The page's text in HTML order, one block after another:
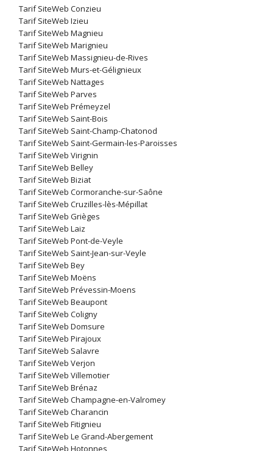
Tarif SiteWeb Conzieu
Tarif SiteWeb Izieu
Tarif SiteWeb Magnieu
Tarif SiteWeb Marignieu
Tarif SiteWeb Massignieu-de-Rives
Tarif SiteWeb Murs-et-Gélignieux
Tarif SiteWeb Nattages
Tarif SiteWeb Parves
Tarif SiteWeb Prémeyzel
Tarif SiteWeb Saint-Bois
Tarif SiteWeb Saint-Champ-Chatonod
Tarif SiteWeb Saint-Germain-les-Paroisses
Tarif SiteWeb Virignin
Tarif SiteWeb Belley
Tarif SiteWeb Biziat
Tarif SiteWeb Cormoranche-sur-Saône
Tarif SiteWeb Cruzilles-lès-Mépillat
Tarif SiteWeb Grièges
Tarif SiteWeb Laiz
Tarif SiteWeb Pont-de-Veyle
Tarif SiteWeb Saint-Jean-sur-Veyle
Tarif SiteWeb Bey
Tarif SiteWeb Moëns
Tarif SiteWeb Prévessin-Moens
Tarif SiteWeb Beaupont
Tarif SiteWeb Coligny
Tarif SiteWeb Domsure
Tarif SiteWeb Pirajoux
Tarif SiteWeb Salavre
Tarif SiteWeb Verjon
Tarif SiteWeb Villemotier
Tarif SiteWeb Brénaz
Tarif SiteWeb Champagne-en-Valromey
Tarif SiteWeb Charancin
Tarif SiteWeb Fitignieu
Tarif SiteWeb Le Grand-Abergement
Tarif SiteWeb Hotonnes